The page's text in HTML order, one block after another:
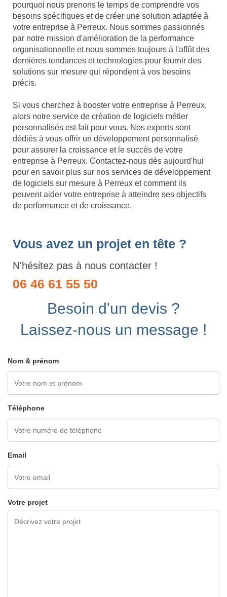
pourquoi nous prenons le temps de comprendre vos
besoins spécifiques et de créer une solution adaptée à
votre entreprise à Perreux. Nous sommes passionnés
par notre mission d'amélioration de la performance
organisationnelle et nous sommes toujours à l'affût des
dernières tendances et technologies pour fournir des
solutions sur mesure qui répondent à vos besoins
précis.
Si vous cherchez à booster votre entreprise à Perreux,
alors notre service de création de logiciels métier
personnalisés est fait pour vous. Nos experts sont
dédiés à vous offrir un développement personnalisé
pour assurer la croissance et le succès de votre
entreprise à Perreux. Contactez-nous dès aujourd'hui
pour en savoir plus sur nos services de développement
de logiciels sur mesure à Perreux et comment ils
peuvent aider votre entreprise à atteindre ses objectifs
de performance et de croissance.
Vous avez un projet en tête ?
N'hésitez pas à nous contacter !
06 46 61 55 50
Besoin d'un devis ?
Laissez-nous un message !
Nom & prénom
Téléphone
Email
Votre projet